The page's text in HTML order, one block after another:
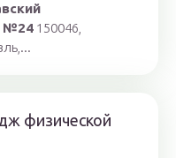
№24 150046,
физической